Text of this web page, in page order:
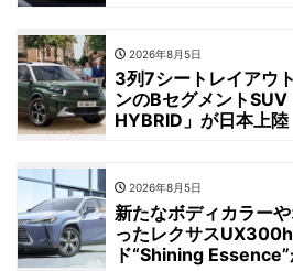
2026年8月5日
3列7シートレイアウ
ンのBセグメント
HYBRID」が日本上陸
2026年8月5日
新たなボディカラー
ったレクサス
ド“Shining